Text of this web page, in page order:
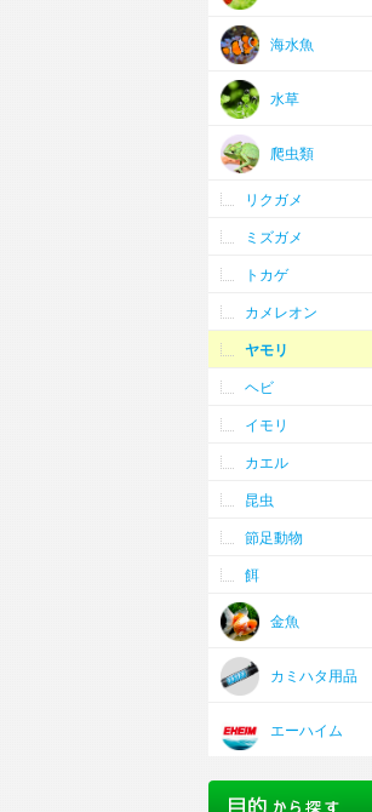
海水魚
水草
爬虫類
リクガメ
ミズガメ
トカゲ
カメレオン
ヤモリ
ヘビ
イモリ
カエル
昆虫
節足動物
餌
金魚
カミハタ用品
エーハイム